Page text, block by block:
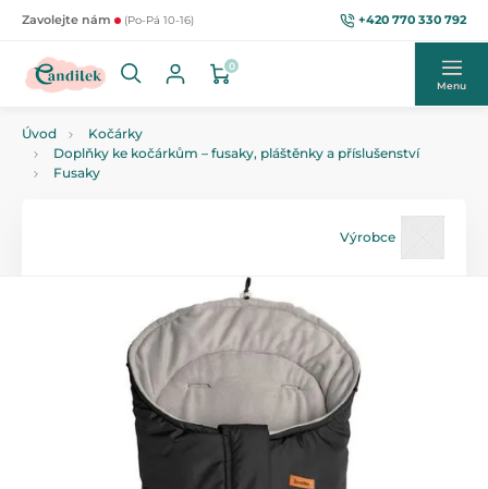
Zavolejte nám (Po-Pá 10-16) +420 770 330 792
0
Menu
Úvod
Kočárky
Doplňky ke kočárkům – fusaky, pláštěnky a příslušenství
Fusaky
Výrobce